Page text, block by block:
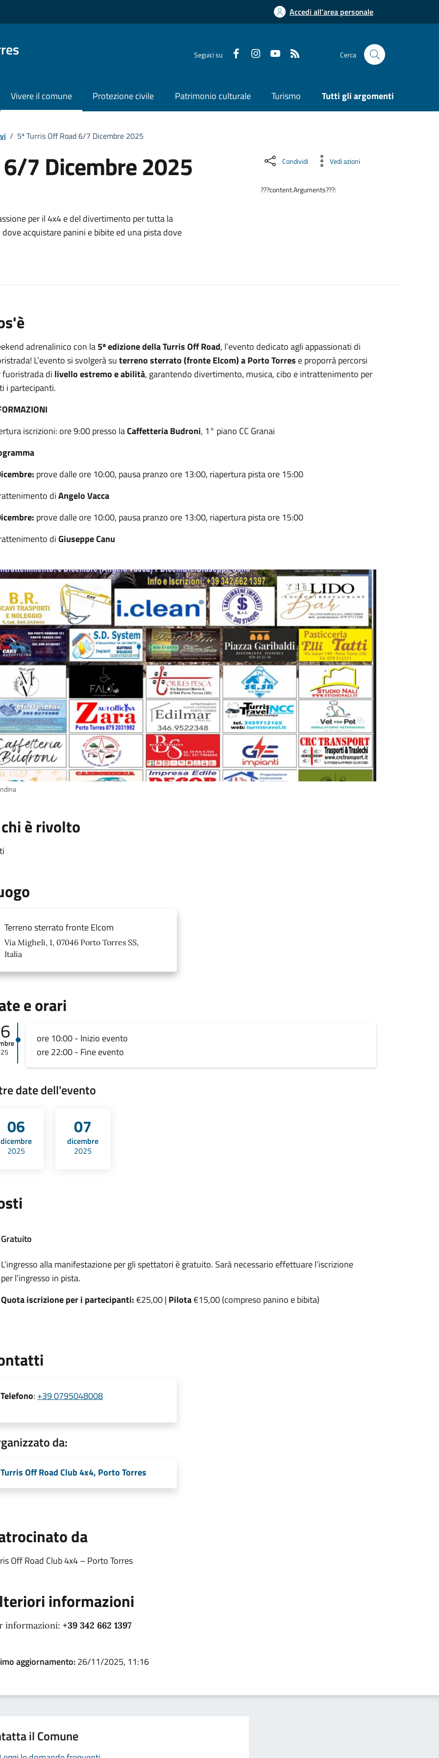
Accedi all'area personale
Seguici su Cerca
Vivere il comune Protezione civile Patrimonio culturale Turismo Tutti gli argomenti
/ 5ª Turris Off Road 6/7 Dicembre 2025
7 Dicembre 2025
per il 4x4 e del divertimento per tutta la
acquistare panini e bibite ed una pista dove
Condividi Vedi azioni
???content.Arguments???:
adrenalinico con la5ª edizione della Turris Off Road, l’evento dedicato agli appassionati di
L’evento si svolgerà suterreno sterrato (fronte Elcom) a Porto Torres e proporrà percorsi
fuoristrada di livello estremo e abilità, garantendo divertimento, musica, cibo e intrattenimento per
i partecipanti.
iscrizioni: ore 9:00 presso laCaffetteria Budroni, 1° piano CC Granai
prove dalle ore 10:00, pausa pranzo ore 13:00, riapertura pista ore 15:00
diAngelo Vacca
prove dalle ore 10:00, pausa pranzo ore 13:00, riapertura pista ore 15:00
diGiuseppe Canu
è rivolto
Terreno sterrato fronte Elcom
Via Migheli, 1, 07046 Porto Torres SS,
Italia
e orari
ore 10:00 - Inizio evento
ore 22:00 - Fine evento
date dell'evento
06
dicembre
2025
07
dicembre
2025
Gratuito
L’ingresso alla manifestazione per gli spettatori è gratuito. Sarà necessario effettuare l’iscrizione
per l’ingresso in pista.
Quota iscrizione per i partecipanti:€25,00 | Pilota€15,00 (compreso panino e bibita)
Telefono: +39 0795048008
da:
Turris Off Road Club 4x4, Porto Torres
da
Off Road Club 4x4 – Porto Torres
informazioni
informazioni: +39 342 662 1397
aggiornamento:26/11/2025, 11:16
il Comune